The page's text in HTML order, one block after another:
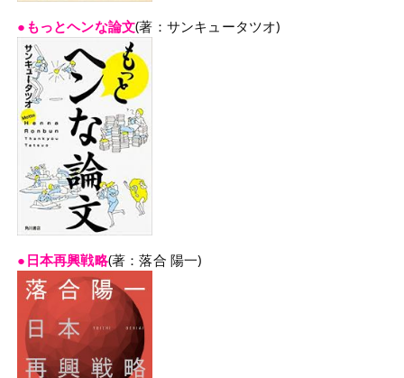
●もっとヘンな論文(著：サンキュータツオ)
●日本再興戦略(著：落合 陽一)